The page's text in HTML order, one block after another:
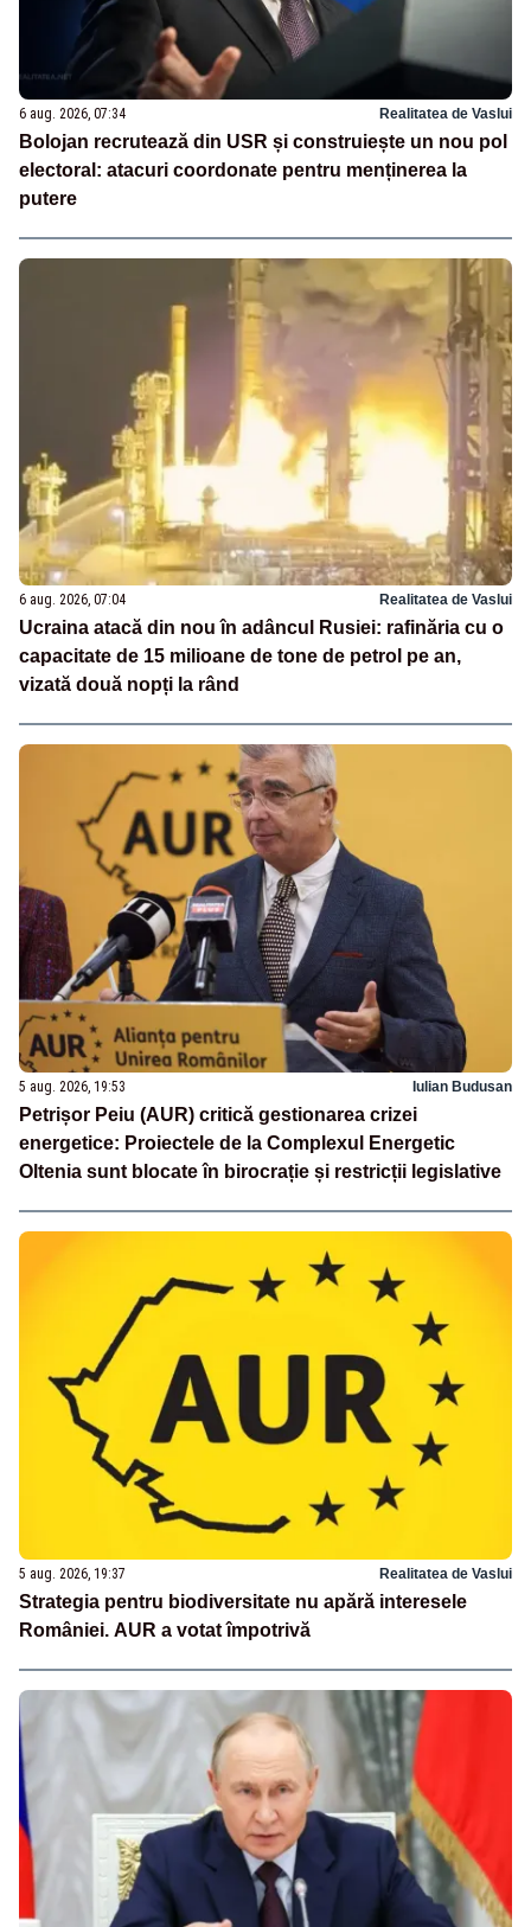
6 aug. 2026, 07:34 Realitatea de Vaslui
Bolojan recrutează din USR și construiește un nou pol
electoral: atacuri coordonate pentru menținerea la
putere
6 aug. 2026, 07:04 Realitatea de Vaslui
Ucraina atacă din nou în adâncul Rusiei: rafinăria cu o
capacitate de 15 milioane de tone de petrol pe an,
vizată două nopți la rând
5 aug. 2026, 19:53 Iulian Budusan
Petrișor Peiu (AUR) critică gestionarea crizei
energetice: Proiectele de la Complexul Energetic
Oltenia sunt blocate în birocrație și restricții legislative
5 aug. 2026, 19:37 Realitatea de Vaslui
Strategia pentru biodiversitate nu apără interesele
României. AUR a votat împotrivă